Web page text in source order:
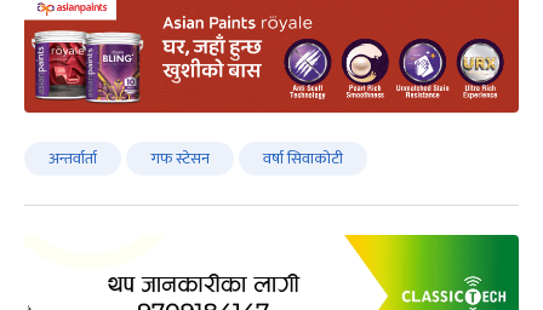
अन्तर्वार्ता गफ स्टेसन वर्षा सिवाकोटी